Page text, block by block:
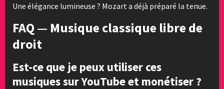
Une élégance lumineuse ? Mozart a déjà préparé la tenue.
FAQ — Musique classique libre de
droit
Est-ce que je peux utiliser ces
musiques sur YouTube et monétiser ?